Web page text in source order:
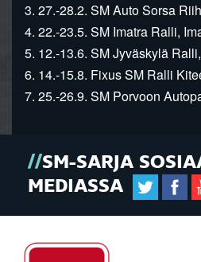
3. 27.-28.2. SM Auto Sorsa
4. 22.-23.5. SM Imatra Ralli,
5. 12.-13.6. SM Jyväskylä
6. 14.-15.8. Fixus SM Ralli
7. 25.-26.9. SM Porvoon
SM-SARJA
MEDIASSA